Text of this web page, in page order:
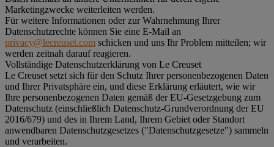
Marketingzwecke weiterleiten werden.
Für weitere Informationen oder zur Wahrnehmung Ihrer
Datenschutzrechte können Sie eine E-Mail an
privacy@lecreuset.com schicken und uns Ihr Problem mitteilen; wir
werden zeitnah darauf reagieren.
Vollständige Datenschutzerklärung von Le Creuset
Le Creuset setzt sich für den Schutz Ihrer personenbezogenen Daten
und Ihrer Privatsphäre ein, und diese Erklärung erläutert, wie wir
Ihre personenbezogenen Daten gemäß der EU-Gesetzgebung zum
Datenschutz (einschließlich Datenschutz-Grundverordnung der EU
2016/679) und des in Ihrem Land, Ihrem Gebiet oder Standort
anwendbaren Datenschutzgesetzes ("Datenschutzgesetze") sammeln
und verarbeiten.